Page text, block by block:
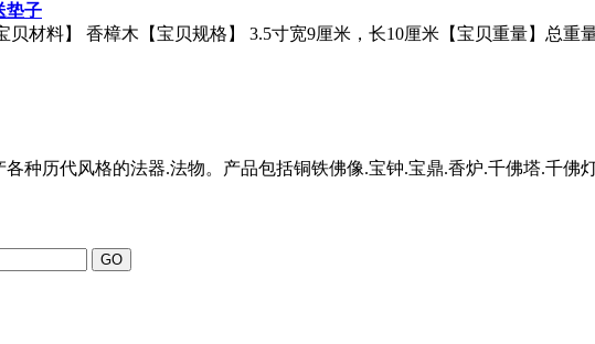
垫子
贝材料】 香樟木【宝贝规格】 3.5寸宽9厘米，长10厘米【宝贝重量】总重
种历代风格的法器.法物。产品包括铜铁佛像.宝钟.宝鼎.香炉.千佛塔.千佛